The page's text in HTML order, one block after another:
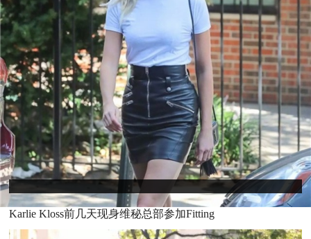
Karlie Kloss前几天现身维秘总部参加Fitting